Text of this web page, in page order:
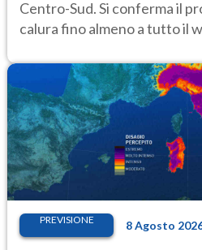
Centro-Sud. Si conferma il
calura fino almeno a tutto il
PREVISIONE 8 Agosto